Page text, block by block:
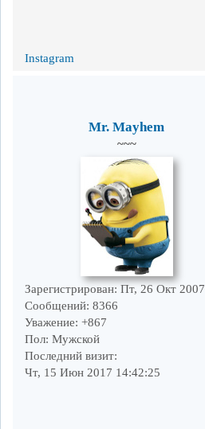
Instagram
Mr. Mayhem
~~~
Зарегистрирован: Пт, 26 Окт 2007
Сообщений: 8366
Уважение: +867
Пол: Мужской
Последний визит:
Чт, 15 Июн 2017 14:42:25